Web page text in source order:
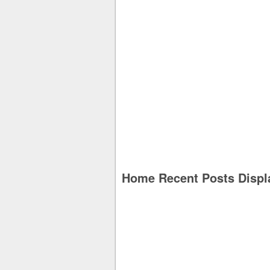
Home Recent Posts